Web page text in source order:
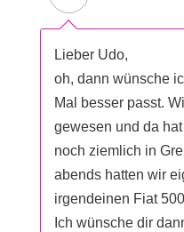
Lieber Udo,
oh, dann wünsche
Mal besser passt.
gewesen und da
noch ziemlich in
abends hatten wir
irgendeinen Fiat
Ich wünsche dir